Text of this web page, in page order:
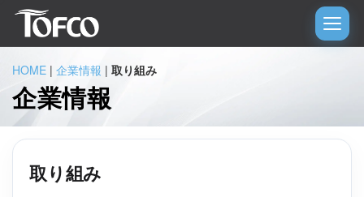
HOME | 企業情報 | 取り組み
企業情報
取り組み